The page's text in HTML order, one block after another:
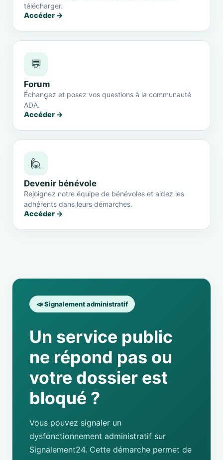
télécharger.
Accéder →
💬
Forum
Échangez et posez vos questions à la communauté
ADA.
Accéder →
🙋
Devenir bénévole
Rejoignez notre équipe de bénévoles et aidez les
adhérents dans leurs démarches.
Accéder →
📣 Signalement administratif
Un service public
ne répond pas ou
votre dossier est
bloqué ?
Vous pouvez signaler un
dysfonctionnement administratif sur
Signalement24. Cette démarche permet de